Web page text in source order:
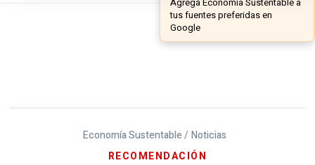
Economía Sustentable / Noticias
RECOMENDACIÓN